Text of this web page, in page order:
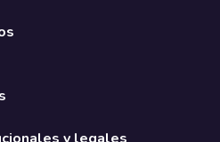
y legales